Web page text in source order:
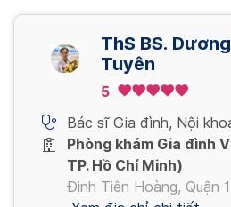
ThS BS.
Tuyên
5
Bác sĩ Gia đình, Nội
Phòng khám Gia đình
TP. Hồ Chí Minh)
Đinh Tiên Hoàng, Quận